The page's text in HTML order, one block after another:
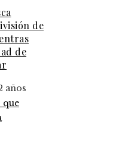
de
de
años